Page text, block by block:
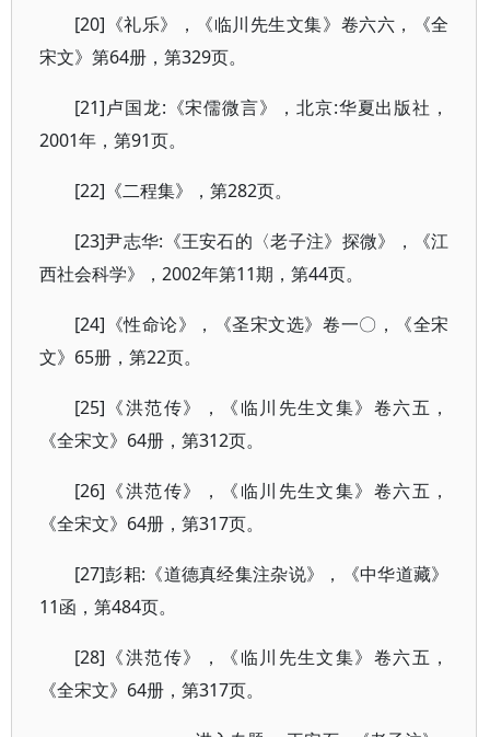
[20]《礼乐》，《临川先生文集》卷六六，《全
宋文》第64册，第329页。
[21]卢国龙:《宋儒微言》，北京:华夏出版社，
2001年，第91页。
[22]《二程集》，第282页。
[23]尹志华:《王安石的〈老子注》探微》，《江
西社会科学》，2002年第11期，第44页。
[24]《性命论》，《圣宋文选》卷一〇，《全宋
文》65册，第22页。
[25]《洪范传》，《临川先生文集》卷六五，
《全宋文》64册，第312页。
[26]《洪范传》，《临川先生文集》卷六五，
《全宋文》64册，第317页。
[27]彭耜:《道德真经集注杂说》，《中华道藏》
11函，第484页。
[28]《洪范传》，《临川先生文集》卷六五，
《全宋文》64册，第317页。